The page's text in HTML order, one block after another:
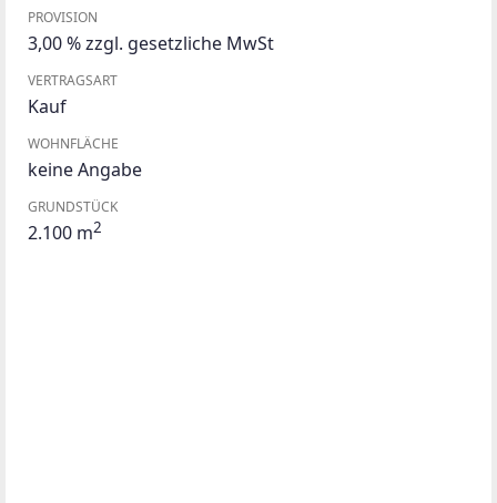
PROVISION
3,00 % zzgl. gesetzliche MwSt
VERTRAGSART
Kauf
WOHNFLÄCHE
keine Angabe
GRUNDSTÜCK
2.100 m2